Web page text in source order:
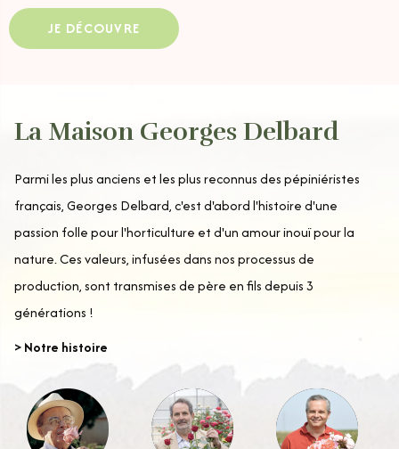
JE DÉCOUVRE
La Maison Georges Delbard
Parmi les plus anciens et les plus reconnus des pépiniéristes
français, Georges Delbard, c'est d'abord l'histoire d'une
passion folle pour l'horticulture et d'un amour inouï pour la
nature. Ces valeurs, infusées dans nos processus de
production, sont transmises de père en fils depuis 3
générations !
> Notre histoire